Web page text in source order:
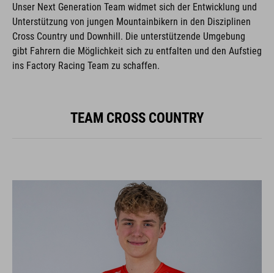
Unser Next Generation Team widmet sich der Entwicklung und
Unterstützung von jungen Mountainbikern in den Disziplinen
Cross Country und Downhill. Die unterstützende Umgebung
gibt Fahrern die Möglichkeit sich zu entfalten und den Aufstieg
ins Factory Racing Team zu schaffen.
TEAM CROSS COUNTRY